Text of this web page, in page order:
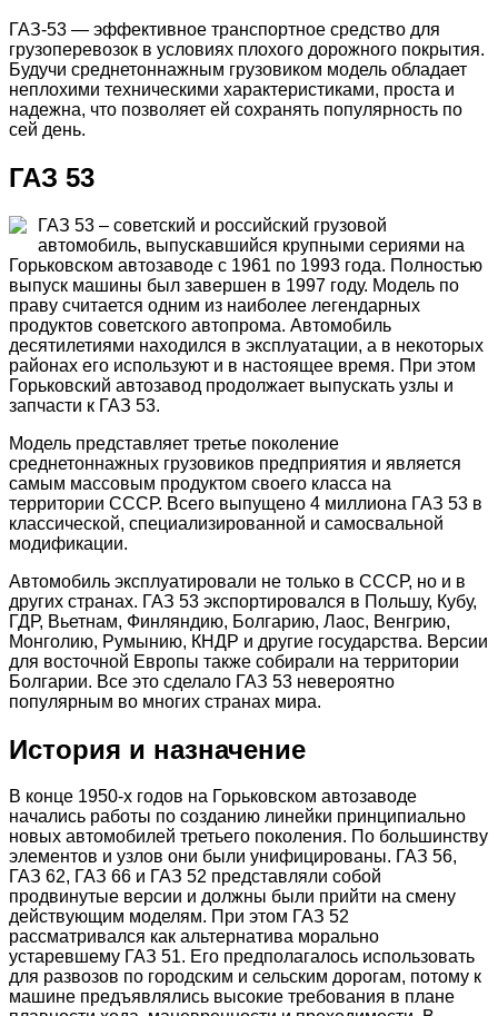
ГАЗ-53 — эффективное транспортное средство для
грузоперевозок в условиях плохого дорожного покрытия.
Будучи среднетоннажным грузовиком модель обладает
неплохими техническими характеристиками, проста и
надежна, что позволяет ей сохранять популярность по
сей день.
ГАЗ 53
ГАЗ 53 – советский и российский грузовой
автомобиль, выпускавшийся крупными сериями на
Горьковском автозаводе с 1961 по 1993 года. Полностью
выпуск машины был завершен в 1997 году. Модель по
праву считается одним из наиболее легендарных
продуктов советского автопрома. Автомобиль
десятилетиями находился в эксплуатации, а в некоторых
районах его используют и в настоящее время. При этом
Горьковский автозавод продолжает выпускать узлы и
запчасти к ГАЗ 53.
Модель представляет третье поколение
среднетоннажных грузовиков предприятия и является
самым массовым продуктом своего класса на
территории СССР. Всего выпущено 4 миллиона ГАЗ 53 в
классической, специализированной и самосвальной
модификации.
Автомобиль эксплуатировали не только в СССР, но и в
других странах. ГАЗ 53 экспортировался в Польшу, Кубу,
ГДР, Вьетнам, Финляндию, Болгарию, Лаос, Венгрию,
Монголию, Румынию, КНДР и другие государства. Версии
для восточной Европы также собирали на территории
Болгарии. Все это сделало ГАЗ 53 невероятно
популярным во многих странах мира.
История и назначение
В конце 1950-х годов на Горьковском автозаводе
начались работы по созданию линейки принципиально
новых автомобилей третьего поколения. По большинству
элементов и узлов они были унифицированы. ГАЗ 56,
ГАЗ 62, ГАЗ 66 и ГАЗ 52 представляли собой
продвинутые версии и должны были прийти на смену
действующим моделям. При этом ГАЗ 52
рассматривался как альтернатива морально
устаревшему ГАЗ 51. Его предполагалось использовать
для развозов по городским и сельским дорогам, потому к
машине предъявлялись высокие требования в плане